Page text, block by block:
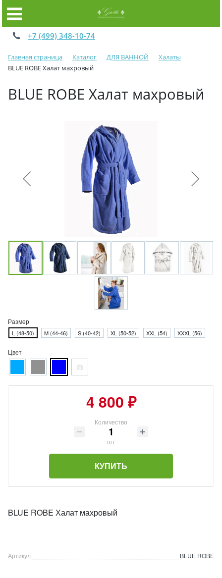
+7 (499) 348-10-74
Главная страница Каталог ДЛЯ ВАННОЙ
Халаты
BLUE ROBE Халат махровый
BLUE ROBE Халат махровый
Размер
L (48-50) M (44-46) S (40-42) XL (50-52) XXL (54) XXXL (56)
Цвет
4 800 ₽
Количество
шт
КУПИТЬ
BLUE ROBE Халат махровый
Артикул BLUE ROBE